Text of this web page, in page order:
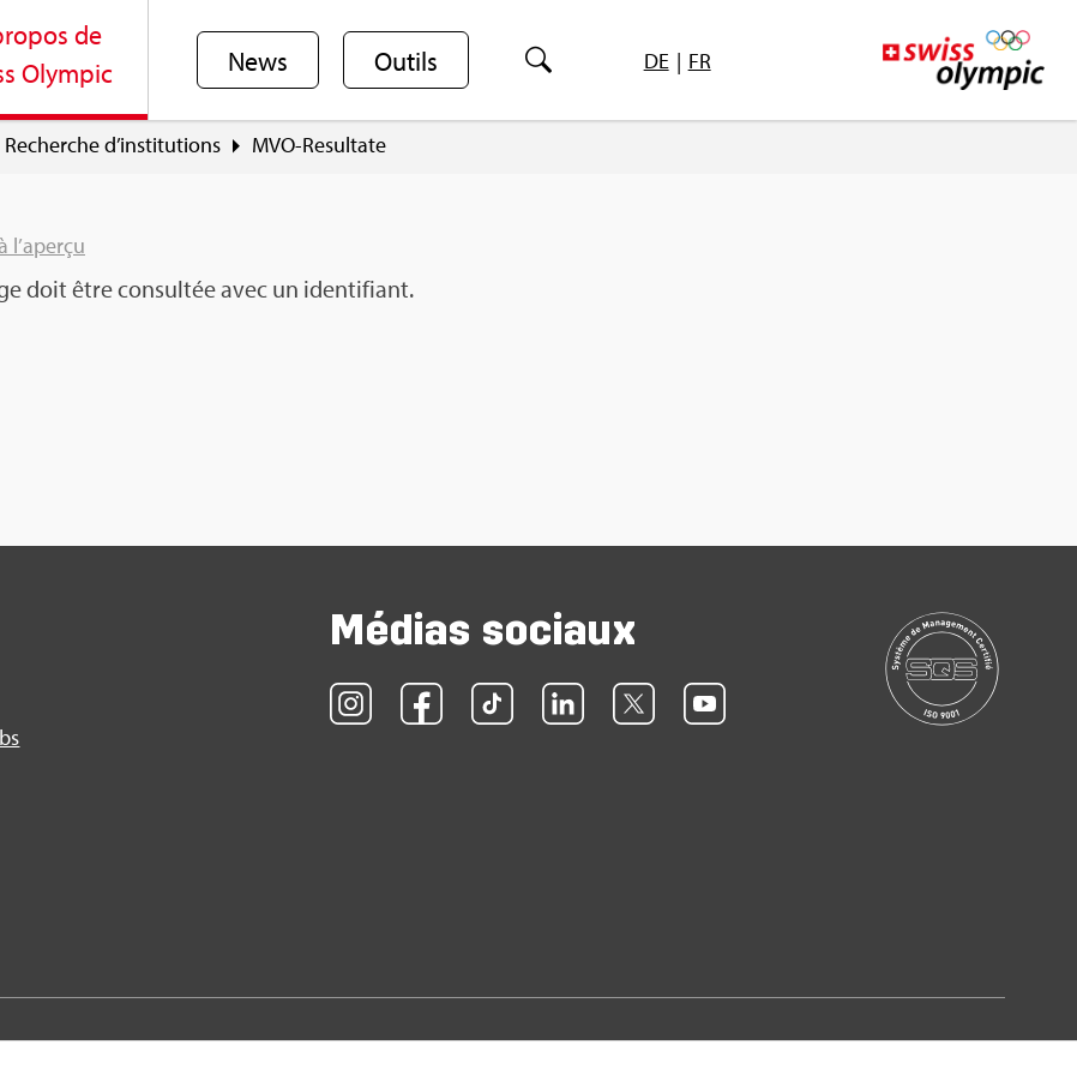
de
Olym­pic
News Outils DE | FR
Recherche d’ins­ti­tu­tions MVO-Resul­tate
l’aperçu
doit être consul­tée avec un iden­ti­fiant.
Médias sociaux